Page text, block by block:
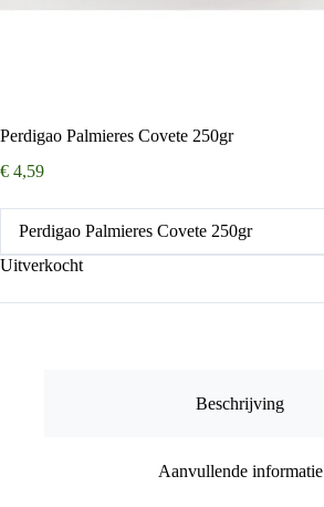
Perdigao Palmieres Covete 250gr
€ 4,59
Perdigao Palmieres Covete 250gr
Uitverkocht
Beschrijving
Aanvullende informatie